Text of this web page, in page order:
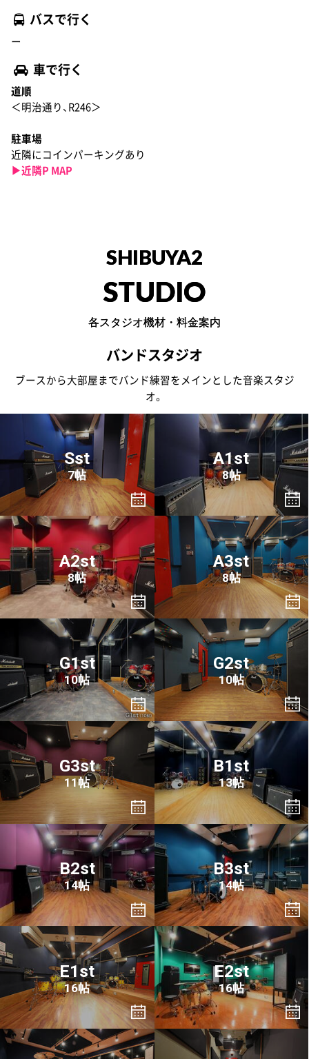
バスで行く
ー
車で行く
道順
＜明治通り、R246＞
駐車場
近隣にコインパーキングあり
▶︎近隣P MAP
SHIBUYA2
STUDIO
各スタジオ機材・料金案内
バンドスタジオ
ブースから大部屋までバンド練習をメインとした音楽スタジ
オ。
Sst
7帖
A1st
8帖
A2st
8帖
A3st
8帖
G1st
10帖
G2st
10帖
G3st
11帖
B1st
13帖
B2st
14帖
B3st
14帖
E1st
16帖
E2st
16帖